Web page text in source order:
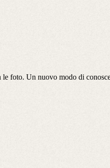
foto. Un nuovo modo di